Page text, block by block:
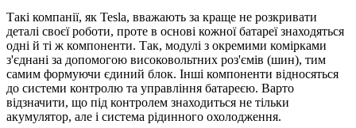
Такі компанії, як Tesla, вважають за краще не розкривати
деталі своєї роботи, проте в основі кожної батареї знаходяться
одні й ті ж компоненти. Так, модулі з окремими комірками
з'єднані за допомогою високовольтних роз'ємів (шин), тим
самим формуючи єдиний блок. Інші компоненти відносяться
до системи контролю та управління батареєю. Варто
відзначити, що під контролем знаходиться не тільки
акумулятор, але і система рідинного охолодження.